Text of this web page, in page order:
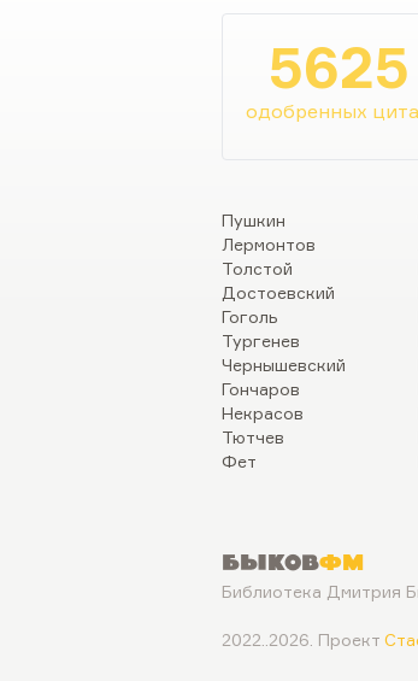
5625
одобренных
Пушкин
Лермонтов
Толстой
Достоевский
Гоголь
Тургенев
Чернышевский
Гончаров
Некрасов
Тютчев
Фет
БыковФМ
Библиотека Дмитрия
2022..2026. Проект